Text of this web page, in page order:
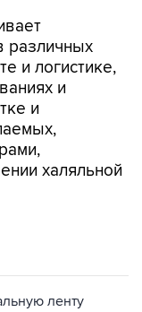
различных
и логистике,
и
и
халяльной
ленту